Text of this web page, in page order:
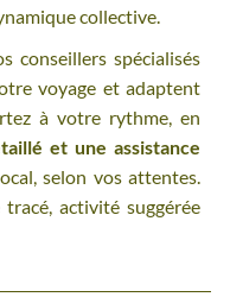
collective.
conseillers spécialisés
voyage et adaptent
à votre rythme, en
et une assistance
selon vos attentes.
activité suggérée